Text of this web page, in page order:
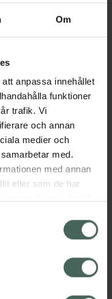
Om
anpassa innehållet
funktioner
trafik. Vi
och annan
medier och
med.
med annan
eller som de har
påverkar inte
innan återkallelsen.
Dölj
Visa